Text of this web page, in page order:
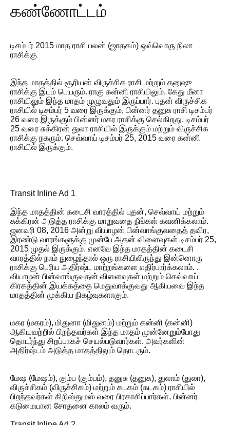
கண்ணோட்டம்
டிசம்பர் 2015 மாத ராசி பலன் (ஜாதகம்) ஒவ்வொரு நிலா
ராசிக்கு
இந்த மாதத்தில் சூரியன் விருச்சிக ராசி மற்றும் தனுஷு
ராசிக்கு இடம் பெயரும். ராகு கன்னி ராசியிலும், கேது மீனா
ராசியிலும் இந்த மாதம் முழுவதும் இருப்பார். புதன் விருச்சிக
ராசியில் டிசம்பர் 5 வரை இருக்கும், பின்னர் தனுசு ராசி டிசம்பர்
26 வரை இருக்கும் பின்னர் மகர ராசிக்கு செல்கிறது. டிசம்பர்
25 வரை சுக்கிரன் துலா ராசியில் இருக்கும் மற்றும் விருச்சிக
ராசிக்கு நகரும். செவ்வாய் டிசம்பர் 25, 2015 வரை கன்னி
ராசியில் இருக்கும்.
Transit Inline Ad 1
இந்த மாதத்தின் கடைசி வாரத்தில் புதன், செவ்வாய் மற்றும்
சுக்கிரன் அடுத்த ராசிக்கு மாறுவதை நீங்கள் கவனிக்கலாம்.
ஜனவரி 08, 2016 அன்று வியாழன் பின்வாங்குவதைத் தவிர,
இரண்டு வாரங்களுக்கு முன்பே அதன் விளைவுகள் டிசம்பர் 25,
2015 முதல் இருக்கும். எனவே இந்த மாதத்தின் கடைசி
வாரத்தில் நாம் நுழைந்தால் ஒரு ராசியிலிருந்து இன்னொரு
ராசிக்கு பெரிய அதிர்ஷ்ட மாற்றங்களை எதிர்பார்க்கலாம். .
வியாழன் பின்வாங்குவதன் விளைவுகள் மற்றும் செவ்வாய்
கிரகத்தின் இயக்கத்தை மெதுவாக்குவது ஆகியவை இந்த
மாதத்தின் முக்கிய நிகழ்வுகளாகும்.
மகர (மகரம்), மிதுனா (மிதுனம்) மற்றும் கன்னி (கன்னி)
ஆகியவற்றில் பிறந்தவர்கள் இந்த மாதம் முன்னேறும்போது
தொடர்ந்து சிறப்பாகச் செயல்படுவார்கள். அவர்களின்
அதிர்ஷ்டம் அடுத்த மாதத்திலும் தொடரும்.
மேஷ (மேஷம்), கும்ப (கும்பம்), தனுசு (தனுசு), துலாம் (துலா),
விருச்சிகம் (விருச்சிகம்) மற்றும் கடகம் (கடகம்) ராசியில்
பிறந்தவர்கள் கிறிஸ்துமஸ் வரை பிரகாசிப்பார்கள், பின்னர்
கடுமையான சோதனை காலம் வரும்.